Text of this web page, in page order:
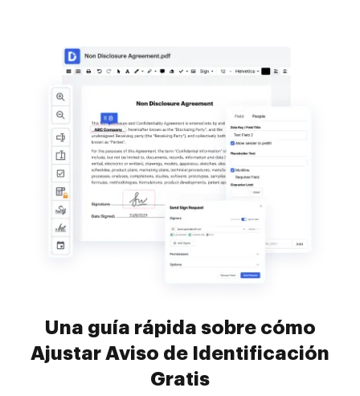
Una guía rápida sobre cómo
Ajustar Aviso de Identificación
Gratis